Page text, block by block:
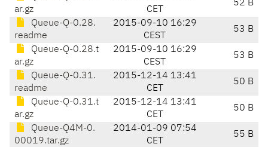
ar.gz
CET
52 B
Queue-Q-0.28.
readme
2015-09-10 16:29
CEST
53 B
Queue-Q-0.28.t
ar.gz
2015-09-10 16:29
CEST
53 B
Queue-Q-0.31.
readme
2015-12-14 13:41
CET
50 B
Queue-Q-0.31.t
ar.gz
2015-12-14 13:41
CET
50 B
Queue-Q4M-0.
00019.tar.gz
2014-01-09 07:54
CET
55 B